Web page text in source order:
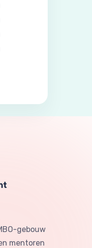
gebouw
mentoren